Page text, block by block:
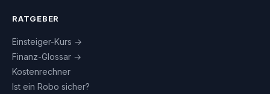
RATGEBER
Einsteiger-Kurs →
Finanz-Glossar →
Kostenrechner
Ist ein Robo sicher?